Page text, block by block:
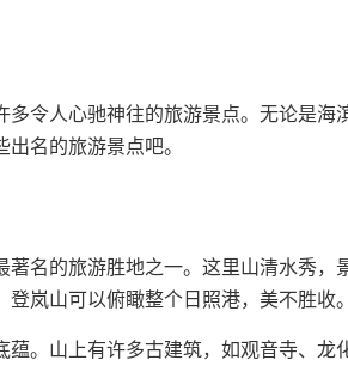
令人心驰神往的旅游景点。无论是海
名的旅游景点吧。
名的旅游胜地之一。这里山清水秀，
岚山可以俯瞰整个日照港，美不胜收。
。山上有许多古建筑，如观音寺、